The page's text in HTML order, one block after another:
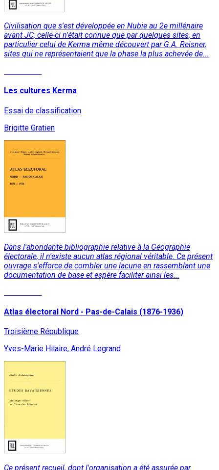
Civilisation que s'est développée en Nubie au 2e millénaire
avant JC, celle-ci n'était connue que par quelques sites, en
particulier celui de Kerma même découvert par G.A. Reisner,
sites qui ne représentaient que la phase la plus achevée de...
Les cultures Kerma
Essai de classification
Brigitte Gratien
Dans l'abondante bibliographie relative à la Géographie
électorale, il n'existe aucun atlas régional véritable. Ce présent
ouvrage s'efforce de combler une lacune en rassemblant une
documentation de base et espère faciliter ainsi les...
Atlas électoral Nord - Pas-de-Calais (1876-1936)
Troisième République
Yves-Marie Hilaire, André Legrand
Ce présent recueil, dont l'organisation a été assurée par